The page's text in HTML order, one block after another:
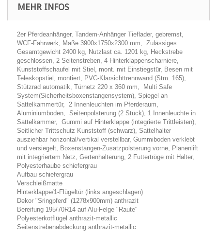
MEHR INFOS
2er Pferdeanhänger, Tandem-Anhänger Tieflader, gebremst,
WCF-Fahrwerk, Maße 3900x1750x2300 mm, Zulässiges
Gesamtgewicht 2400 kg, Nutzlast ca. 1201 kg, Heckstrebe
geschlossen, 2 Seitenstreben, 4 Hinterklappenscharniere,
Kunststoffschaufel mit Stiel, mont. mit Einstiegstür, Besen mit
Teleskopstiel, montiert, PVC-Klarsichttrennwand (Stm. 165),
Stützrad automatik, Türnetz 220 x 360 mm, Multi Safe
System(Sicherheitsboxenstangensystem), Spiegel an
Sattelkammertür, 2 Innenleuchten im Pferderaum,
Aluminiumboden, Seitenpolsterung (2 Stück), 1 Innenleuchte in
Sattelkammer, Gummi auf Hinterklappe (integrierte Trittleisten),
Seitlicher Trittschutz Kunststoff (schwarz), Sattelhalter
ausziehbar horizontal/vertikal verstellbar, Gummiboden verklebt
und versiegelt, Boxenstangen-Zusatzpolsterung vorne, Planenlift
mit integriertem Netz, Gertenhalterung, 2 Futtertröge mit Halter,
Polyesterhaube schiefergrau
Aufbau schiefergrau
Verschleißmatte
Hinterklappe/1-Flügeltür (links angeschlagen)
Dekor "Sringpferd" (1278x900mm) anthrazit
Bereifung 195/70R14 auf Alu-Felge "Raute"
Polyesterkotflügel anthrazit-metallic
Seitenstrebenabdeckung anthrazit-metallic